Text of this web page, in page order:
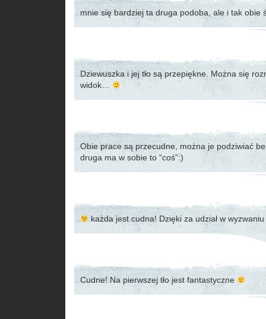
mnie się bardziej ta druga podoba, ale i tak obie
Dziewuszka i jej tło są przepiękne. Można się
widok…
Obie prace są przecudne, można je podziwiać
druga ma w sobie to “coś”:)
każda jest cudna! Dzięki za udział w
Cudne! Na pierwszej tło jest fantastyczne